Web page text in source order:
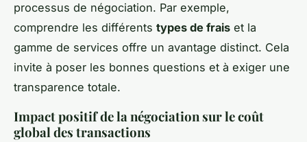
processus de négociation. Par exemple,
comprendre les différents types de frais et la
gamme de services offre un avantage distinct. Cela
invite à poser les bonnes questions et à exiger une
transparence totale.
Impact positif de la négociation sur le coût
global des transactions